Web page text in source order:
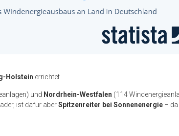
Holstein errichtet.
und Nordrhein-Westfalen (114
ist dafür aberSpitzenreiter bei Sonnenenergie –